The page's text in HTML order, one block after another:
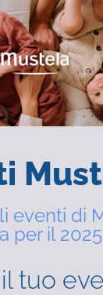
eventi di
per il 2025
tuo